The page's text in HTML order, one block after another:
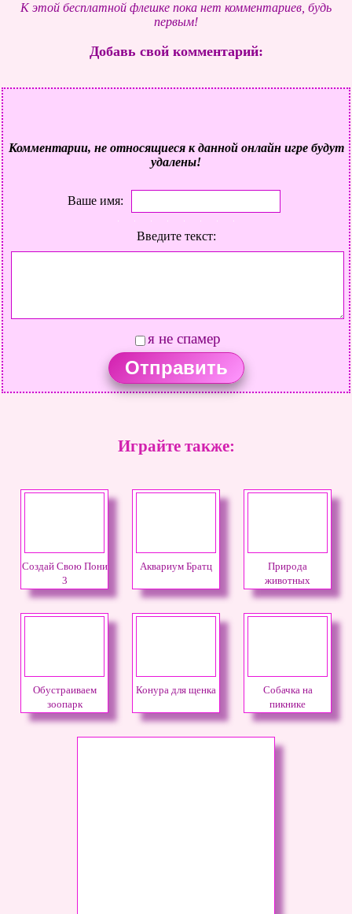
К этой бесплатной флешке пока нет комментариев, будь
первым!
Добавь свой комментарий:
Комментарии, не относящиеся к данной онлайн игре будут
удалены!
Ваше имя:
Введите текст:
я не спамер
Играйте также:
Создай Свою Пони
3
Аквариум Братц
Природа
животных
Обустраиваем
зоопарк
Конура для щенка
Собачка на
пикнике